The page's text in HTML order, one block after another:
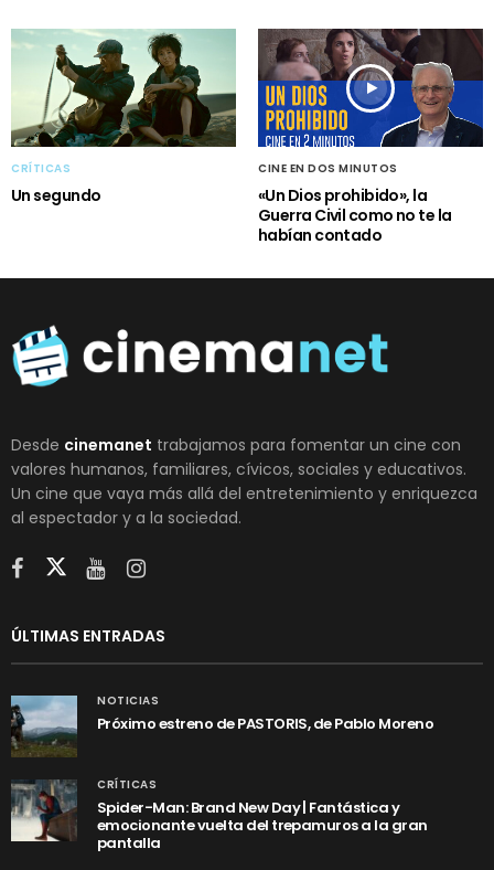
CRÍTICAS
Un segundo
CINE EN DOS MINUTOS
«Un Dios prohibido», la
Guerra Civil como no te la
habían contado
Desde cinemanet trabajamos para fomentar un cine con
valores humanos, familiares, cívicos, sociales y educativos.
Un cine que vaya más allá del entretenimiento y enriquezca
al espectador y a la sociedad.
ÚLTIMAS ENTRADAS
NOTICIAS
Próximo estreno de PASTORIS, de Pablo Moreno
CRÍTICAS
Spider-Man: Brand New Day | Fantástica y
emocionante vuelta del trepamuros a la gran
pantalla